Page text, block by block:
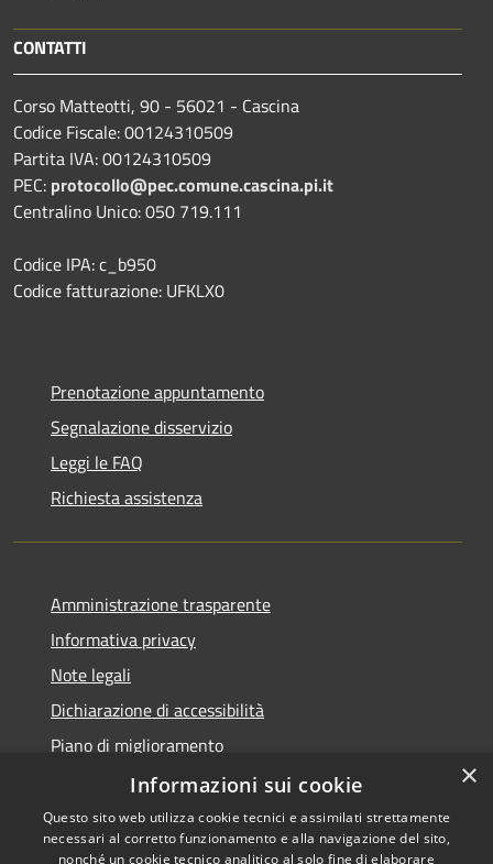
CONTATTI
Corso Matteotti, 90 - 56021 - Cascina
Codice Fiscale: 00124310509
Partita IVA: 00124310509
PEC: protocollo@pec.comune.cascina.pi.it
Centralino Unico: 050 719.111
Codice IPA: c_b950
Codice fatturazione: UFKLX0
Prenotazione appuntamento
Segnalazione disservizio
Leggi le FAQ
Richiesta assistenza
Amministrazione trasparente
Informativa privacy
Note legali
Dichiarazione di accessibilità
Piano di miglioramento
Copyright © 2026 • Comune di
×
Informazioni sui cookie
Questo sito web utilizza cookie tecnici e assimilati strettamente
necessari al corretto funzionamento e alla navigazione del sito,
nonché un cookie tecnico analitico al solo fine di elaborare